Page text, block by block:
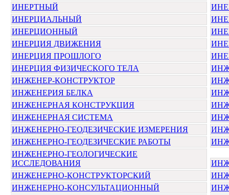
ИНЕРТНЫЙ
ИНЕРЦИАЛЬНЫЙ
ИНЕРЦИОННЫЙ
ИНЕРЦИЯ ДВИЖЕНИЯ
ИНЕРЦИЯ ПРОШЛОГО
ИНЕРЦИЯ ФИЗИЧЕСКОГО ТЕЛА
ИНЖЕНЕР-КОНСТРУКТОР
ИНЖЕНЕРИЯ БЕЛКА
ИНЖЕНЕРНАЯ КОНСТРУКЦИЯ
ИНЖЕНЕРНАЯ СИСТЕМА
ИНЖЕНЕРНО-ГЕОДЕЗИЧЕСКИЕ ИЗМЕРЕНИЯ
ИНЖЕНЕРНО-ГЕОДЕЗИЧЕСКИЕ РАБОТЫ
ИНЖЕНЕРНО-ГЕОЛОГИЧЕСКИЕ
ИССЛЕДОВАНИЯ
ИНЖЕНЕРНО-КОНСТРУКТОРСКИЙ
ИНЖЕНЕРНО-КОНСУЛЬТАЦИОННЫЙ